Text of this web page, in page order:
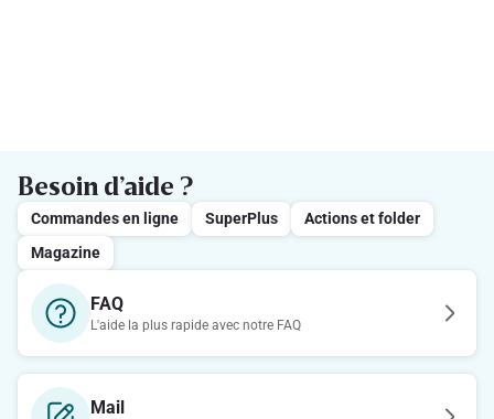
Besoin d’aide ?
Commandes en ligne SuperPlus
Actions et folder
Magazine
FAQ
L'aide la plus rapide avec notre FAQ
Mail